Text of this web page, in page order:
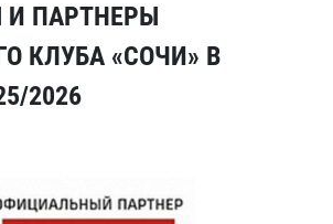
ПАРТНЕРЫ
КЛУБА «СОЧИ» В
2026